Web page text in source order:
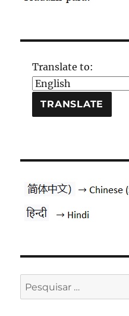
Translate to:
Pesquisar
por: